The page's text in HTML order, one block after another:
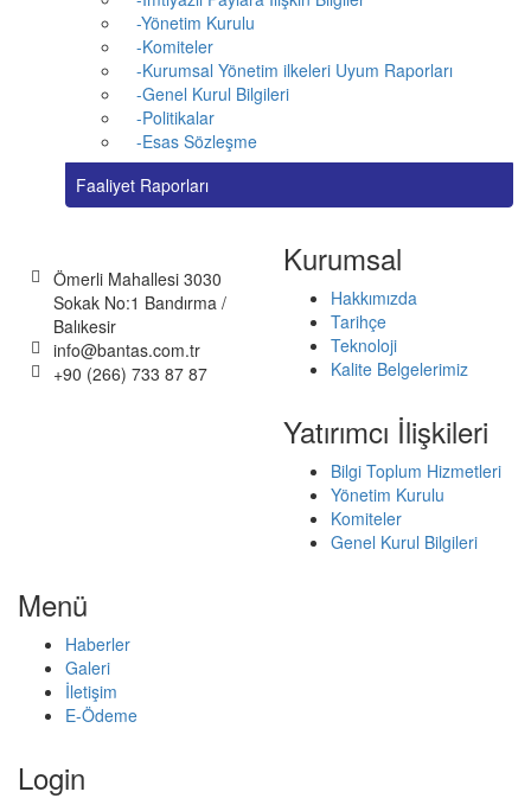
-Yönetim Kurulu
-Komiteler
-Kurumsal Yönetim ilkeleri Uyum Raporları
-Genel Kurul Bilgileri
-Politikalar
-Esas Sözleşme
Faaliyet Raporları
Ömerli Mahallesi 3030
Sokak No:1 Bandırma /
Balıkesir
info@bantas.com.tr
+90 (266) 733 87 87
Kurumsal
Hakkımızda
Tarihçe
Teknoloji
Kalite Belgelerimiz
Yatırımcı İlişkileri
Bilgi Toplum Hizmetleri
Yönetim Kurulu
Komiteler
Genel Kurul Bilgileri
Menü
Haberler
Galeri
İletişim
E-Ödeme
Login